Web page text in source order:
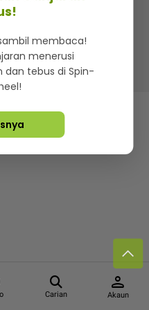
Carian
person
Akaun
Star Media Group Berhad
(10894-D)]
membaca!
menerusi
dan tebus di Spin-